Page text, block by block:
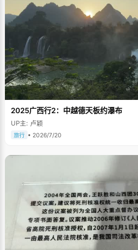
2025广西行2：中越德天板约瀑布
UP主: 卢颖
旅行 • 2026/7/20